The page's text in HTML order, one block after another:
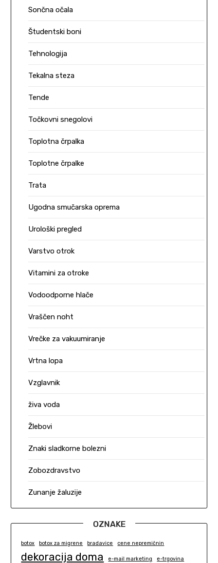
Sončna očala
Študentski boni
Tehnologija
Tekalna steza
Tende
Točkovni snegolovi
Toplotna črpalka
Toplotne črpalke
Trata
Ugodna smučarska oprema
Urološki pregled
Varstvo otrok
Vitamini za otroke
Vodoodporne hlače
Vraščen noht
Vrečke za vakuumiranje
Vrtna lopa
Vzglavnik
živa voda
Žlebovi
Znaki sladkorne bolezni
Zobozdravstvo
Zunanje žaluzije
OZNAKE
botox botox za migrene bradavice cene nepremičnin
dekoracija doma e-mail marketing e-trgovina